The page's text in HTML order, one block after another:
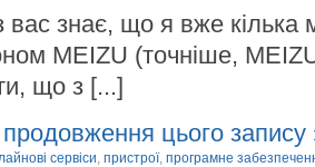
вас знає, що я вже кілька
MEIZU (точніше,
що з [...]
цього запису
сервіси, пристрої, програмне